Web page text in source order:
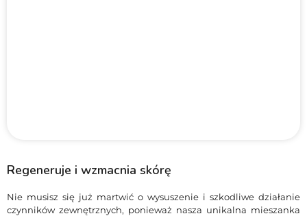
Regeneruje i wzmacnia skórę
Nie musisz się już martwić o wysuszenie i szkodliwe działanie
czynników zewnętrznych, ponieważ nasza unikalna mieszanka